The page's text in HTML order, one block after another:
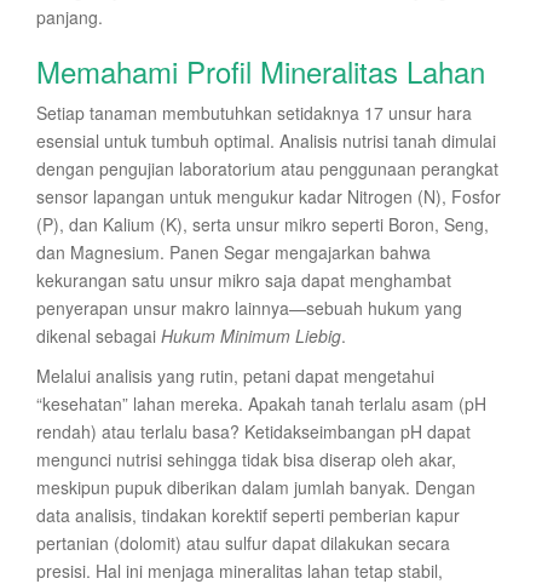
panjang.
Memahami Profil Mineralitas Lahan
Setiap tanaman membutuhkan setidaknya 17 unsur hara
esensial untuk tumbuh optimal. Analisis nutrisi tanah dimulai
dengan pengujian laboratorium atau penggunaan perangkat
sensor lapangan untuk mengukur kadar Nitrogen (N), Fosfor
(P), dan Kalium (K), serta unsur mikro seperti Boron, Seng,
dan Magnesium. Panen Segar mengajarkan bahwa
kekurangan satu unsur mikro saja dapat menghambat
penyerapan unsur makro lainnya—sebuah hukum yang
dikenal sebagai Hukum Minimum Liebig.
Melalui analisis yang rutin, petani dapat mengetahui
“kesehatan” lahan mereka. Apakah tanah terlalu asam (pH
rendah) atau terlalu basa? Ketidakseimbangan pH dapat
mengunci nutrisi sehingga tidak bisa diserap oleh akar,
meskipun pupuk diberikan dalam jumlah banyak. Dengan
data analisis, tindakan korektif seperti pemberian kapur
pertanian (dolomit) atau sulfur dapat dilakukan secara
presisi. Hal ini menjaga mineralitas lahan tetap stabil,